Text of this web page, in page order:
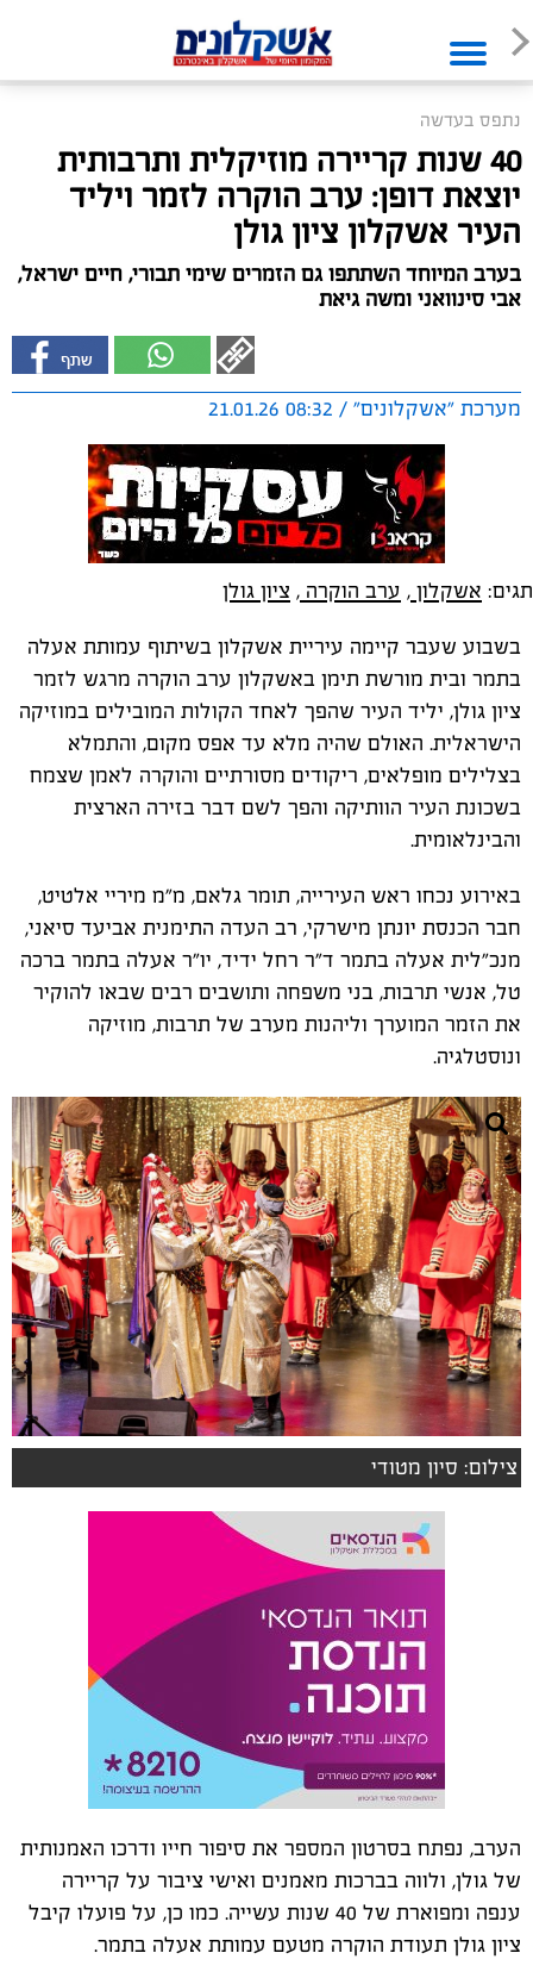
נתפס בעדשה
40 שנות קריירה מוזיקלית ותרבותית
יוצאת דופן: ערב הוקרה לזמר ויליד
העיר אשקלון ציון גולן
בערב המיוחד השתתפו גם הזמרים שימי תבורי, חיים ישראל,
אבי סינוואני ומשה גיאת
מערכת "אשקלונים" / 08:32 21.01.26
תגים: אשקלון , ערב הוקרה , ציון גולן
בשבוע שעבר קיימה עיריית אשקלון בשיתוף עמותת אעלה
בתמר ובית מורשת תימן באשקלון ערב הוקרה מרגש לזמר
ציון גולן, יליד העיר שהפך לאחד הקולות המובילים במוזיקה
הישראלית. האולם שהיה מלא עד אפס מקום, והתמלא
בצלילים מופלאים, ריקודים מסורתיים והוקרה לאמן שצמח
בשכונת העיר הוותיקה והפך לשם דבר בזירה הארצית
והבינלאומית.
באירוע נכחו ראש העירייה, תומר גלאם, מ"מ מיריי אלטיט,
חבר הכנסת יונתן מישרקי, רב העדה התימנית אביעד סיאני,
מנכ"לית אעלה בתמר ד"ר רחל ידיד, יו"ר אעלה בתמר ברכה
טל, אנשי תרבות, בני משפחה ותושבים רבים שבאו להוקיר
את הזמר המוערך וליהנות מערב של תרבות, מוזיקה
ונוסטלגיה.
צילום: סיון מטודי
הערב, נפתח בסרטון המספר את סיפור חייו ודרכו האמנותית
של גולן, ולווה בברכות מאמנים ואישי ציבור על קריירה
ענפה ומפוארת של 40 שנות עשייה. כמו כן, על פועלו קיבל
ציון גולן תעודת הוקרה מטעם עמותת אעלה בתמר.